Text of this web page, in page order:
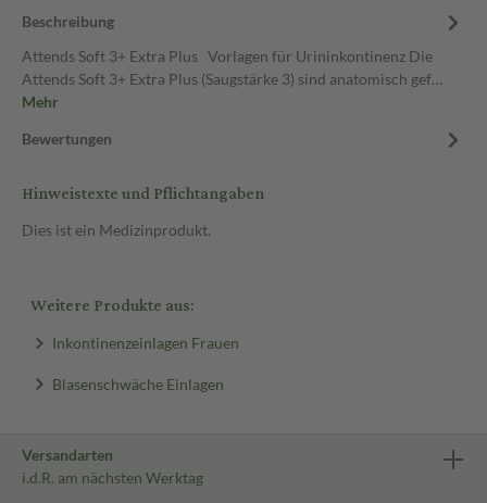
Beschreibung
Attends Soft 3+ Extra Plus Vorlagen für Urininkontinenz Die
Attends Soft 3+ Extra Plus (Saugstärke 3) sind anatomisch gef…
Mehr
Bewertungen
Hinweistexte und Pflichtangaben
Dies ist ein Medizinprodukt.
Weitere Produkte aus:
Inkontinenzeinlagen Frauen
Blasenschwäche Einlagen
Versandarten
i.d.R. am nächsten Werktag